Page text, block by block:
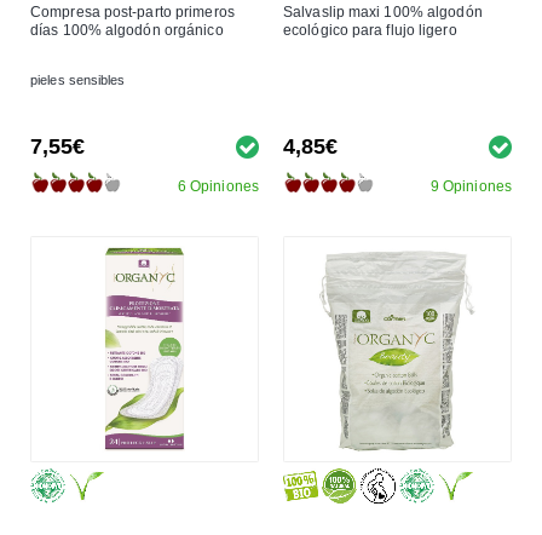
Compresa post-parto primeros
días 100% algodón orgánico
pieles sensibles
7,55€
6 Opiniones
Salvaslip maxi 100% algodón
ecológico para flujo ligero
4,85€
9 Opiniones